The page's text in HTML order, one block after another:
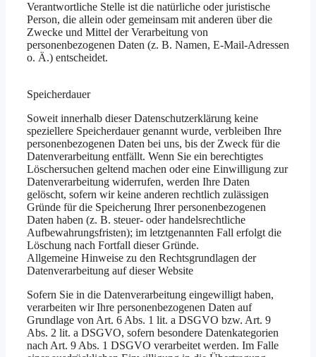
Verantwortliche Stelle ist die natürliche oder juristische
Person, die allein oder gemeinsam mit anderen über die
Zwecke und Mittel der Verarbeitung von
personenbezogenen Daten (z. B. Namen, E-Mail-Adressen
o. Ä.) entscheidet.
Speicherdauer
Soweit innerhalb dieser Datenschutzerklärung keine
speziellere Speicherdauer genannt wurde, verbleiben Ihre
personenbezogenen Daten bei uns, bis der Zweck für die
Datenverarbeitung entfällt. Wenn Sie ein berechtigtes
Löschersuchen geltend machen oder eine Einwilligung zur
Datenverarbeitung widerrufen, werden Ihre Daten
gelöscht, sofern wir keine anderen rechtlich zulässigen
Gründe für die Speicherung Ihrer personenbezogenen
Daten haben (z. B. steuer- oder handelsrechtliche
Aufbewahrungsfristen); im letztgenannten Fall erfolgt die
Löschung nach Fortfall dieser Gründe.
Allgemeine Hinweise zu den Rechtsgrundlagen der
Datenverarbeitung auf dieser Website
Sofern Sie in die Datenverarbeitung eingewilligt haben,
verarbeiten wir Ihre personenbezogenen Daten auf
Grundlage von Art. 6 Abs. 1 lit. a DSGVO bzw. Art. 9
Abs. 2 lit. a DSGVO, sofern besondere Datenkategorien
nach Art. 9 Abs. 1 DSGVO verarbeitet werden. Im Falle